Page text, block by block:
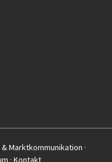
Marktkommunikation ·